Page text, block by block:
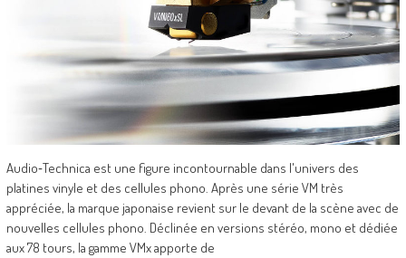
Audio‑Technica est une figure incontournable dans l'univers des
platines vinyle et des cellules phono. Après une série VM très
appréciée, la marque japonaise revient sur le devant de la scène avec de
nouvelles cellules phono. Déclinée en versions stéréo, mono et dédiée
aux 78 tours, la gamme VMx apporte de